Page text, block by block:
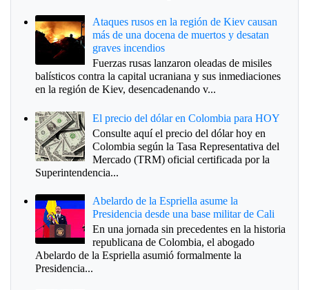
Ataques rusos en la región de Kiev causan
más de una docena de muertos y desatan
graves incendios
Fuerzas rusas lanzaron oleadas de misiles
balísticos contra la capital ucraniana y sus inmediaciones
en la región de Kiev, desencadenando v...
El precio del dólar en Colombia para HOY
Consulte aquí el precio del dólar hoy en
Colombia según la Tasa Representativa del
Mercado (TRM) oficial certificada por la
Superintendencia...
Abelardo de la Espriella asume la
Presidencia desde una base militar de Cali
En una jornada sin precedentes en la historia
republicana de Colombia, el abogado
Abelardo de la Espriella asumió formalmente la
Presidencia...